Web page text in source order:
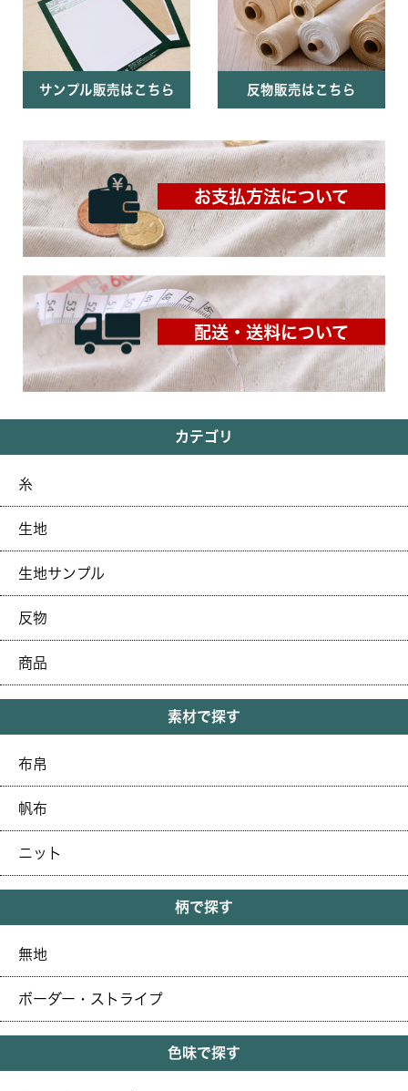
サンプル販売はこちら 反物販売はこちら
お支払方法について
配送・送料について
カテゴリ
糸
生地
生地サンプル
反物
商品
素材で探す
布帛
帆布
ニット
柄で探す
無地
ボーダー・ストライプ
色味で探す